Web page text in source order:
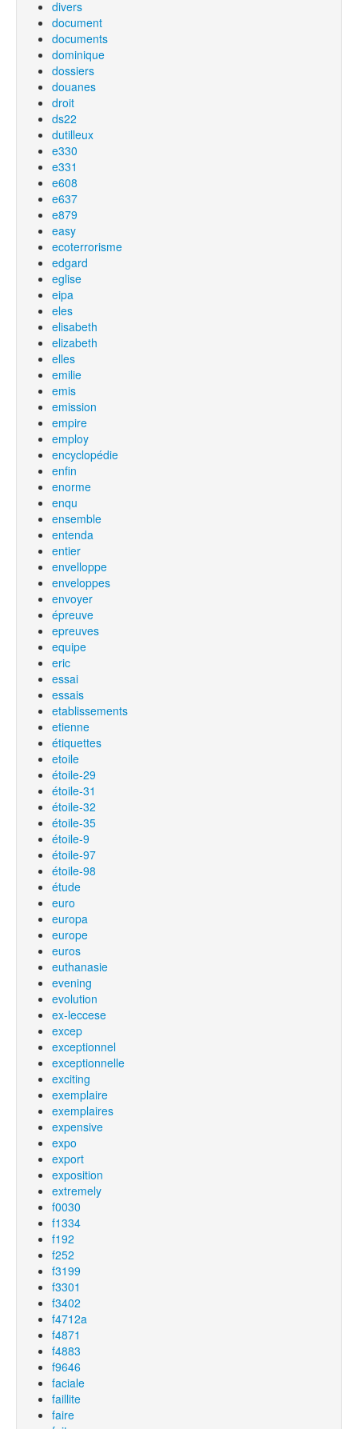
divers
document
documents
dominique
dossiers
douanes
droit
ds22
dutilleux
e330
e331
e608
e637
e879
easy
ecoterrorisme
edgard
eglise
eipa
eles
elisabeth
elizabeth
elles
emilie
emis
emission
empire
employ
encyclopédie
enfin
enorme
enqu
ensemble
entenda
entier
envelloppe
enveloppes
envoyer
épreuve
epreuves
equipe
eric
essai
essais
etablissements
etienne
étiquettes
etoile
étoile-29
étoile-31
étoile-32
étoile-35
étoile-9
étoile-97
étoile-98
étude
euro
europa
europe
euros
euthanasie
evening
evolution
ex-leccese
excep
exceptionnel
exceptionnelle
exciting
exemplaire
exemplaires
expensive
expo
export
exposition
extremely
f0030
f1334
f192
f252
f3199
f3301
f3402
f4712a
f4871
f4883
f9646
faciale
faillite
faire